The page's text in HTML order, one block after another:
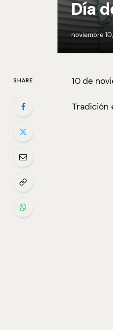
Día
noviembre
SHARE 10 de
Tradición